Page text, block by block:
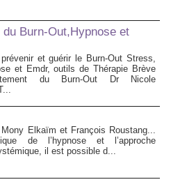
Burn-Out,Hypnose et
et guérir le Burn-Out Stress,
et Emdr, outils de Thérapie Brève
du Burn-Out Dr Nicole
Elkaïm et François Roustang...
de l’hypnose et l’approche
il est possible d...